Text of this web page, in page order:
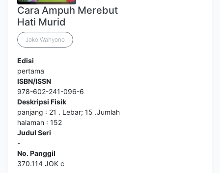
Cara Ampuh Merebut
Hati Murid
Joko Wahyono
Edisi
pertama
ISBN/ISSN
978-602-241-096-6
Deskripsi Fisik
panjang : 21 . Lebar; 15 .Jumlah
halaman : 152
Judul Seri
-
No. Panggil
370.114 JOK c